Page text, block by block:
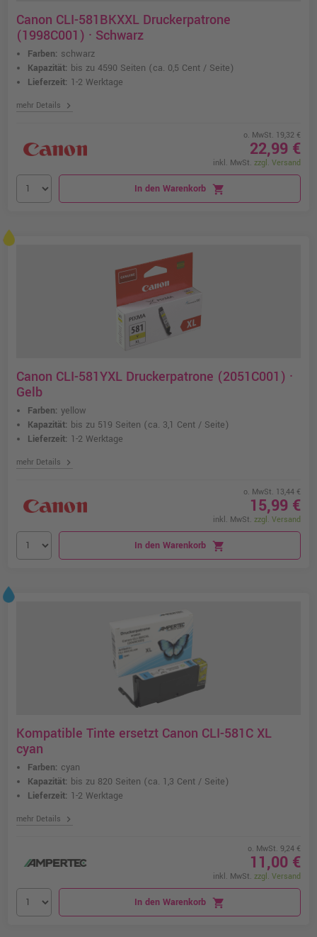
Canon CLI-581BKXXL Druckerpatrone
(1998C001) · Schwarz
Farben: schwarz
Kapazität: bis zu 4590 Seiten (ca. 0,5 Cent / Seite)
Lieferzeit: 1-2 Werktage
mehr Details chevron_right
o. MwSt. 19,32 €
22,99 €
inkl. MwSt. zzgl. Versand
In den Warenkorb shopping_cart
Canon CLI-581YXL Druckerpatrone (2051C001) ·
Gelb
Farben: yellow
Kapazität: bis zu 519 Seiten (ca. 3,1 Cent / Seite)
Lieferzeit: 1-2 Werktage
mehr Details chevron_right
o. MwSt. 13,44 €
15,99 €
inkl. MwSt. zzgl. Versand
In den Warenkorb shopping_cart
Kompatible Tinte ersetzt Canon CLI-581C XL
cyan
Farben: cyan
Kapazität: bis zu 820 Seiten (ca. 1,3 Cent / Seite)
Lieferzeit: 1-2 Werktage
mehr Details chevron_right
o. MwSt. 9,24 €
11,00 €
inkl. MwSt. zzgl. Versand
In den Warenkorb shopping_cart